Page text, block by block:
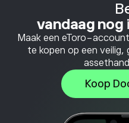
vandaag nog
Maak een eToro-
te kopen op een
Koop